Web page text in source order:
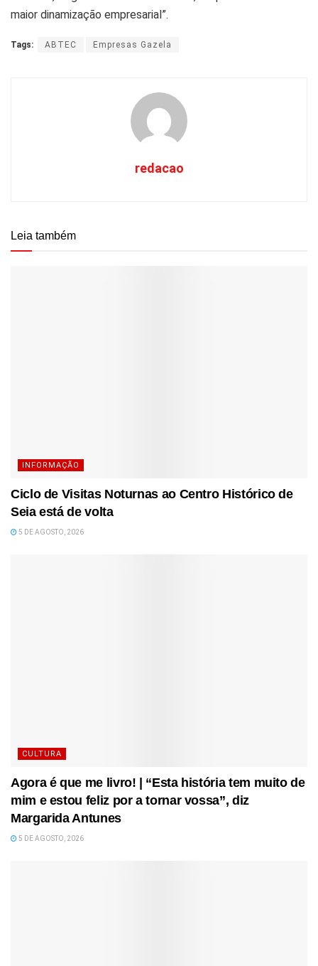
maior dinamização empresarial”.
Tags: ABTEC Empresas Gazela
redacao
Leia também
INFORMAÇÃO
Ciclo de Visitas Noturnas ao Centro Histórico de
Seia está de volta
5 DE AGOSTO, 2026
CULTURA
Agora é que me livro! | “Esta história tem muito de
mim e estou feliz por a tornar vossa”, diz
Margarida Antunes
5 DE AGOSTO, 2026